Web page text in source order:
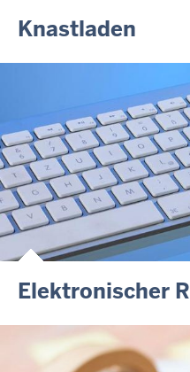
Knastladen
Elektronischer